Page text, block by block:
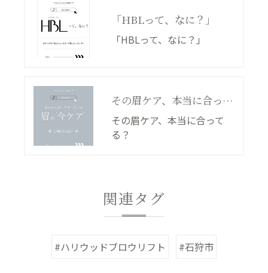
「HBLって、なに？」
「HBLって、なに？」
その眉ケア、本当に合ってる？
その眉ケア、本当に合って
る？
関連タグ
#ハリウッドブロウリフト #石狩市